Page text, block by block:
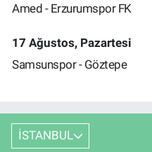
Amed - Erzurumspor FK
17 Ağustos, Pazartesi
Samsunspor - Göztepe
İSTANBUL